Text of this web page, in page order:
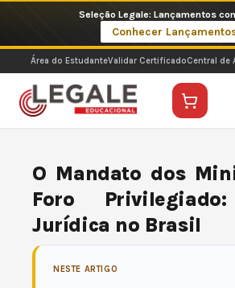
o
conteúdo
Seleção Legale: Lançamentos
Conhecer
Área do EstudanteValidar CertificadoCentral de
O Mandato dos
Foro
Jurídica no Brasil
NESTE ARTIGO